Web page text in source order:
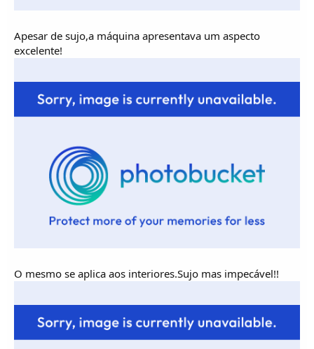
Apesar de sujo,a máquina apresentava um aspecto
excelente!
O mesmo se aplica aos interiores.Sujo mas impecável!!